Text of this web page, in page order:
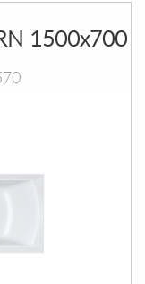
1500х700